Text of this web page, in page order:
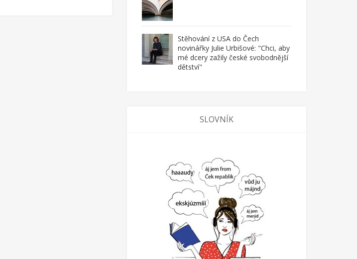
Stěhování z USA do Čech
novinářky Julie Urbišové: "Chci, aby
mé dcery zažily české svobodnější
dětství"
SLOVNÍK